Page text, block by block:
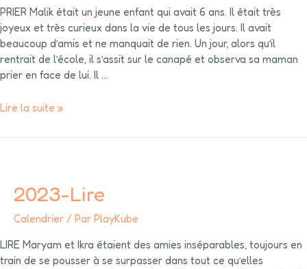
PRIER Malik était un jeune enfant qui avait 6 ans. Il était très
joyeux et très curieux dans la vie de tous les jours. Il avait
beaucoup d’amis et ne manquait de rien. Un jour, alors qu’il
rentrait de l’école, il s’assit sur le canapé et observa sa maman
prier en face de lui. Il …
Lire la suite »
2023-Lire
Calendrier / Par PlayKube
LIRE Maryam et Ikra étaient des amies inséparables, toujours en
train de se pousser à se surpasser dans tout ce qu’elles